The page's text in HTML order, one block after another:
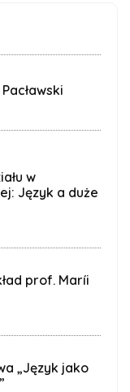
w
Język a duże
prof. Maríi
„Język jako